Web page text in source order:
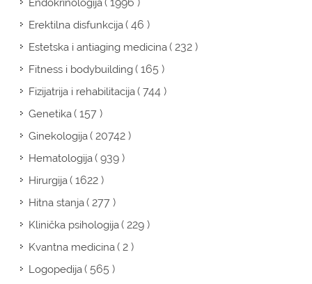
Endokrinologija
Erektilna disfunkcija( 46 )
Estetska i antiaging medicina( 232 )
Fitness i bodybuilding( 165 )
Fizijatrija i rehabilitacija( 744 )
Genetika( 157 )
Ginekologija( 20742 )
Hematologija( 939 )
Hirurgija( 1622 )
Hitna stanja( 277 )
Klinička psihologija( 229 )
Kvantna medicina( 2 )
Logopedija( 565 )